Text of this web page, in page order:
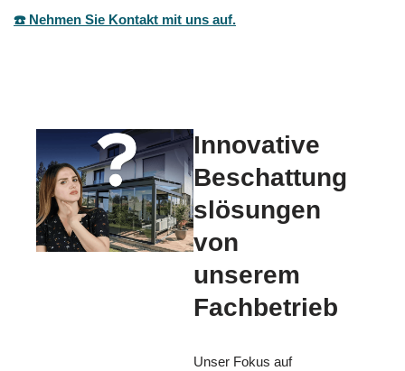
☎️ Nehmen Sie Kontakt mit uns auf.
Innovative
Beschattung
slösungen
von
unserem
Fachbetrieb
Unser Fokus auf